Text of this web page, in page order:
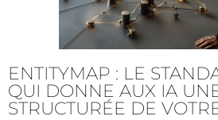
ENTITYMAP : LE
QUI DONNE AUX IA
STRUCTURÉE DE